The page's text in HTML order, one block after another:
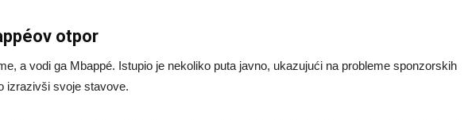
otpor
a vodi ga Mbappé. Istupio je nekoliko puta javno, ukazujući na probleme sponzorskih
izrazivši svoje stavove.